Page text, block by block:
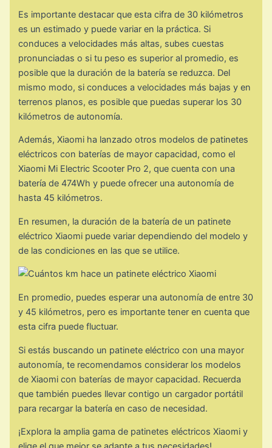
Es importante destacar que esta cifra de 30 kilómetros
es un estimado y puede variar en la práctica. Si
conduces a velocidades más altas, subes cuestas
pronunciadas o si tu peso es superior al promedio, es
posible que la duración de la batería se reduzca. Del
mismo modo, si conduces a velocidades más bajas y en
terrenos planos, es posible que puedas superar los 30
kilómetros de autonomía.
Además, Xiaomi ha lanzado otros modelos de patinetes
eléctricos con baterías de mayor capacidad, como el
Xiaomi Mi Electric Scooter Pro 2, que cuenta con una
batería de 474Wh y puede ofrecer una autonomía de
hasta 45 kilómetros.
En resumen, la duración de la batería de un patinete
eléctrico Xiaomi puede variar dependiendo del modelo y
de las condiciones en las que se utilice.
En promedio, puedes esperar una autonomía de entre 30
y 45 kilómetros, pero es importante tener en cuenta que
esta cifra puede fluctuar.
Si estás buscando un patinete eléctrico con una mayor
autonomía, te recomendamos considerar los modelos
de Xiaomi con baterías de mayor capacidad. Recuerda
que también puedes llevar contigo un cargador portátil
para recargar la batería en caso de necesidad.
¡Explora la amplia gama de patinetes eléctricos Xiaomi y